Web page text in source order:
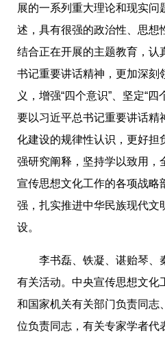
展的一系列重大理论和现实问
述，具有很强的政治性、思想
结合正在开展的主题教育，认
书记重要讲话精神，更加深刻
义，增强“四个意识”、坚定“四
要以习近平总书记重要讲话精
化建设的规律性认识，更好担
强研究阐释，坚持学以致用，
宣传思想文化工作的各项战略
强，扎实推进中华民族现代文
设。
李书磊、铁凝、谌贻琴、
有关活动。中央宣传思想文化
和国家机关有关部门负责同志
位负责同志，有关专家学者代